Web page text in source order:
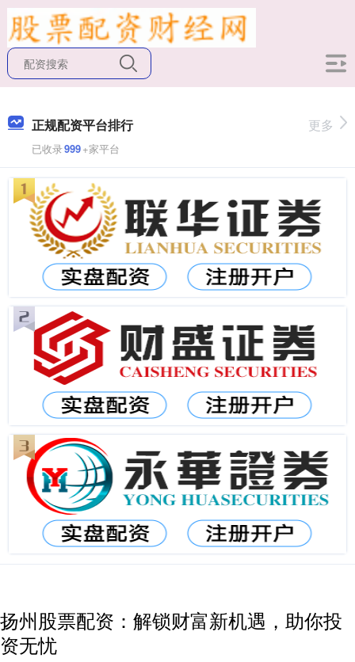
正规配资平台排行
已收录999+家平台
更多
扬州股票配资：解锁财富新机遇，助你投
资无忧